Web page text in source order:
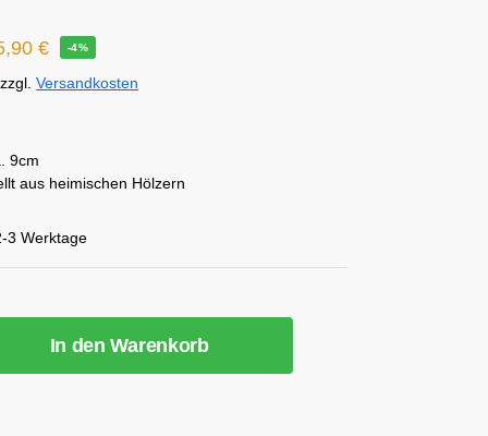
€ -4%
zzgl.Versandkosten
9cm
aus heimischen Hölzern
3 Werktage
In den Warenkorb